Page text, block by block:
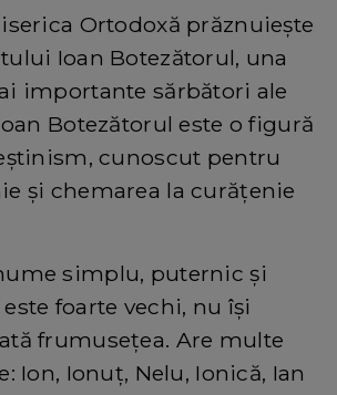
Ortodoxă prăznuiește
Ioan Botezătorul, una
importante sărbători ale
Botezătorul este o figură
cunoscut pentru
și chemarea la curățenie
simplu, puternic și
foarte vechi, nu își
frumusețea. Are multe
Ion, Ionuț, Nelu, Ionică, Ian